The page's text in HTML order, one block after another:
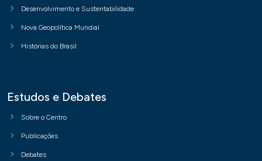
Desenvolvimento e Sustentabilidade
Nova Geopolítica Mundial
Histórias do Brasil
Estudos e Debates
Sobre o Centro
Publicações
Debates